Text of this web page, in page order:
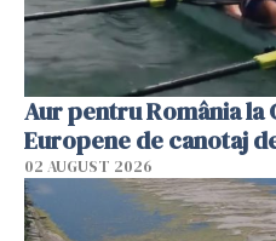
Aur pentru România la
Europene de canotaj
02 AUGUST 2026